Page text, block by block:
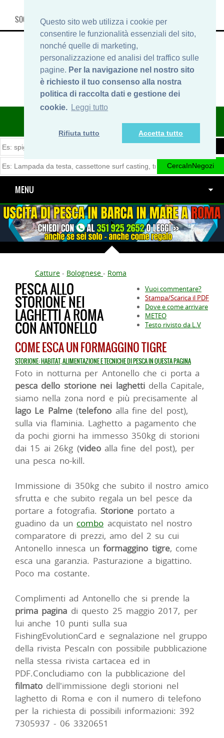
Questo sito web utilizza i cookie per
consentire le funzionalità essenziali del sito,
nonché quelle di marketing,
personalizzazione ed analisi del traffico sulle
pagine. Per la navigazione nel nostro sito
è richiesto il tuo consenso alla nostra
politica di raccolta dati e gestione dei
cookie. Leggi tutto
Rifiuta tutto Accetta tutto
SOCIAL, INFO & SHOP
ITINERARIDIPESCA.IT
MENU
Catture - Bolognese - Roma
Vuoi commentare?
Stampa/Scarica il PDF
Dove e come arrivare
METEO
Testo rivisto da L.V
PESCA ALLO
STORIONE NEI
LAGHETTI A ROMA
CON ANTONELLO
COME ESCA UN FORMAGGINO TIGRE
STORIONE: HABITAT, ALIMENTAZIONE E TECNICHE DI PESCA IN QUESTA PAGINA
Foto in notturna per Antonello che ci porta a
pesca dello storione nei laghettidella Capitale,
siamo nella zona nord e più precisamente al
lago Le Palme(telefono alla fine del post),
sulla via flaminia. Laghetto a pagamento che
da pochi giorni ha immesso 350kg di storioni
dai 15 ai 26kg (videoalla fine del post), per
una pesca no-kill.
Immissione di 350kg che subito il nostro amico
sfrutta e che subito regala un bel pesce da
portare a fotografia. Storione portato a
guadino da un combo acquistato nel nostro
comparatore di prezzi, amo del 2 su cui
Antonello innesca unformaggino tigre, come
esca una garanzia. Pasturazione a bigattino.
Poco ma costante.
Complimenti ad Antonello che si prende la
prima pagina di questo 25 maggio 2017, per
lui anche 10 punti sulla sua
FishingEvolutionCard e segnalazione nel gruppo
della rivista PescaIn con possibile pubblicazione
nella stessa rivista cartacea ed in
PDF.Concludiamo con la pubblicazione del
filmato dell'immissione degli storioni nel
laghetto di Roma e con il numero di telefono
per la richiesta di possibili informazioni: 392
7305937 - 06 3320651